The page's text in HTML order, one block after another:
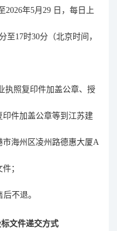
2026年5月29 日，每日上
至17时30分（北京时间，
执照复印件加盖公章、授
件加盖公章等到江苏建
海州区凌州路德惠大厦A
；
不退。
文件递交方式